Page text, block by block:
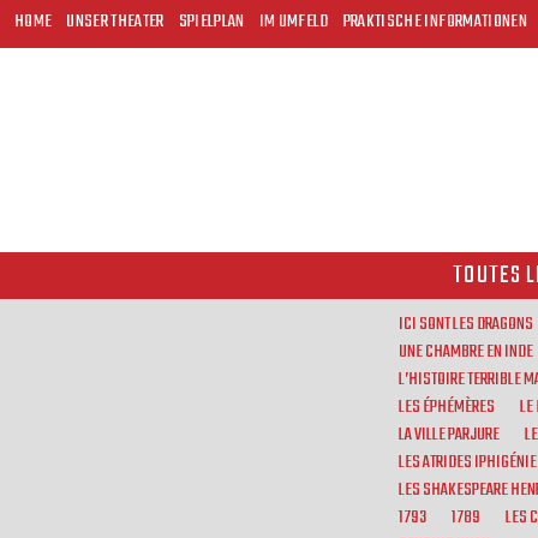
HOME UNSER THEATER SPIELPLAN IM UMFELD PRAKTISCHE INFORMATIONEN
TOUTES
ICI SONT LES DRAGONS
UNE CHAMBRE EN INDE
L’HISTOIRE TERRIBLE
LES ÉPHÉMÈRES
LA VILLE PARJURE
LES ATRIDES IPHIGÉNIE
LES SHAKESPEARE
1793
1789 LES